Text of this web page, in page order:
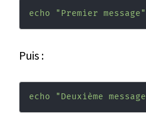
echo "Premier message"
Puis :
echo "Deuxième